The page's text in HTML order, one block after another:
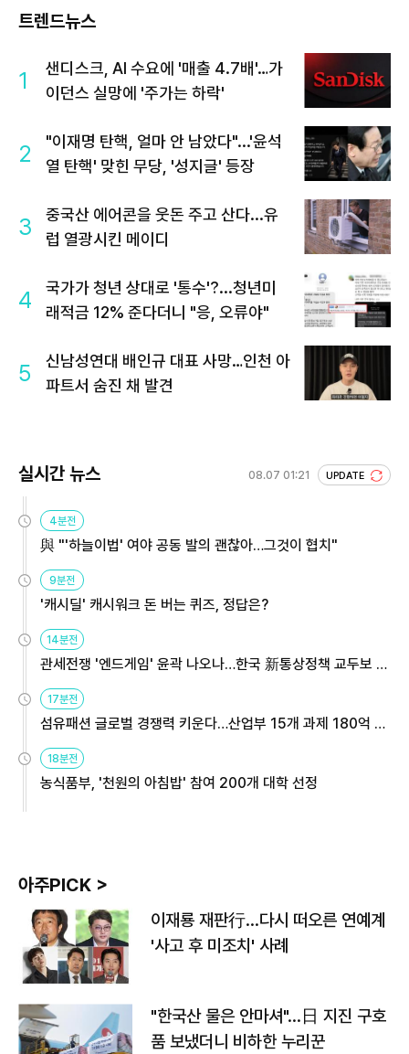
트렌드뉴스
1
샌디스크, AI 수요에 '매출 4.7배'…가
이던스 실망에 '주가는 하락'
2
"이재명 탄핵, 얼마 안 남았다"...'윤석
열 탄핵' 맞힌 무당, '성지글' 등장
3
중국산 에어콘을 웃돈 주고 산다...유
럽 열광시킨 메이디
4
국가가 청년 상대로 '통수'?...청년미
래적금 12% 준다더니 "응, 오류야"
5
신남성연대 배인규 대표 사망…인천 아
파트서 숨진 채 발견
실시간 뉴스 08.07 01:21 UPDATE
4분전
與 "'하늘이법' 여야 공동 발의 괜찮아…그것이 협치"
9분전
'캐시딜' 캐시워크 돈 버는 퀴즈, 정답은?
14분전
관세전쟁 '엔드게임' 윤곽 나오나…한국 新통상정책 교두보 활
용해야
17분전
섬유패션 글로벌 경쟁력 키운다…산업부 15개 과제 180억 지
원
18분전
농식품부, '천원의 아침밥' 참여 200개 대학 선정
아주PICK >
이재룡 재판行…다시 떠오른 연예계
'사고 후 미조치' 사례
"한국산 물은 안마셔"…日 지진 구호
품 보냈더니 비하한 누리꾼